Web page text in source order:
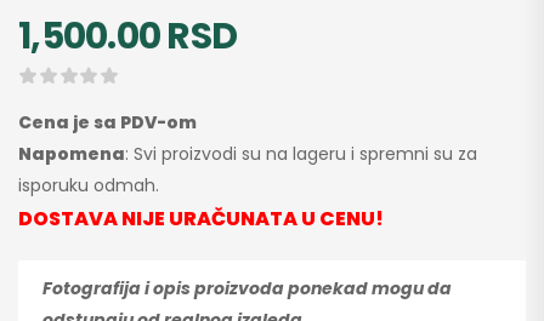
1,500.00RSD
Cena je sa PDV-om
Napomena: Svi proizvodi su na lageru i spremni su za
isporuku odmah.
DOSTAVA NIJE URAČUNATA U CENU!
Fotografija i opis proizvoda ponekad mogu da